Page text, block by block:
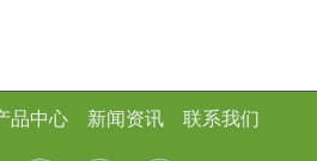
品中心 新闻资讯 联系我们